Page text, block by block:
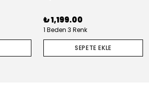
₺ 1,199.00
1 Beden 3 Renk
SEPETE EKLE